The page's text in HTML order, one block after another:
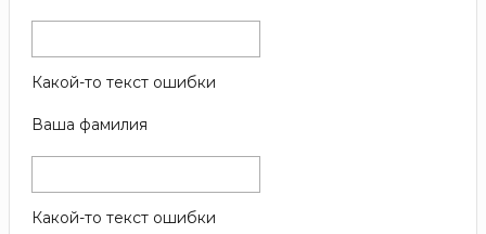
Какой-то текст ошибки
Ваша фамилия
Какой-то текст ошибки